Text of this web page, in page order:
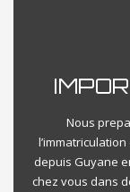
Nous
depuis Guyane
chez vous dans